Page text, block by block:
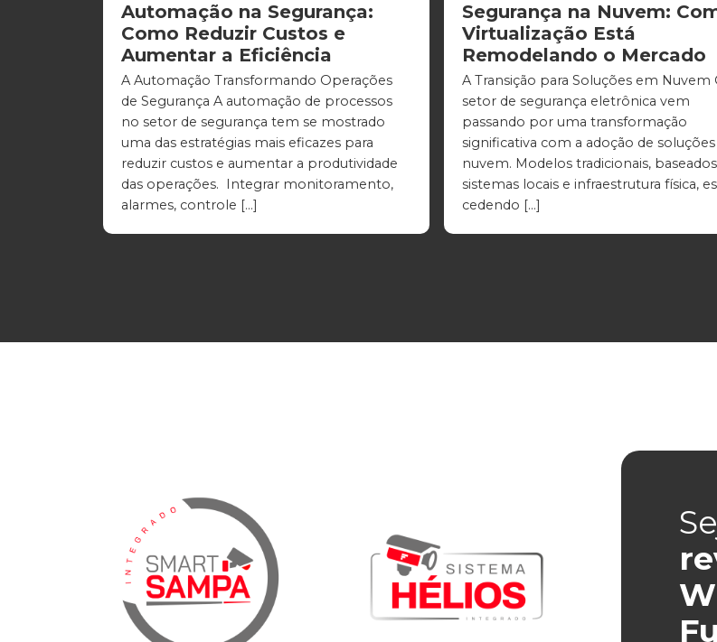
Automação na Segurança:
Como Reduzir Custos e
Aumentar a Eficiência
A Automação Transformando Operações
de Segurança A automação de processos
no setor de segurança tem se mostrado
uma das estratégias mais eficazes para
reduzir custos e aumentar a produtividade
das operações. Integrar monitoramento,
alarmes, controle […]
Segurança na Nuvem:
Virtualização Está
Remodelando o Mercado
A Transição para Soluções em Nuvem
setor de segurança eletrônica vem
passando por uma transformação
significativa com a adoção de
nuvem. Modelos tradicionais,
sistemas locais e infraestrutura física,
cedendo […]